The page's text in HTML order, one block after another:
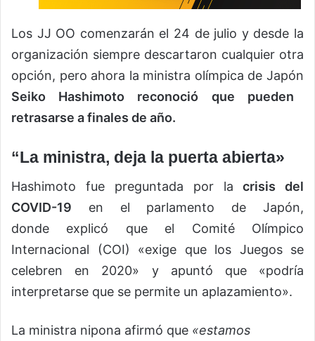
Los JJ OO comenzarán el 24 de julio y desde la
organización siempre descartaron cualquier otra
opción, pero ahora la ministra olímpica de Japón
Seiko Hashimoto reconoció que pueden
retrasarse a finales de año.
“La ministra, deja la puerta abierta»
Hashimoto fue preguntada por la crisis del
COVID-19 en el parlamento de Japón,
donde explicó que el Comité Olímpico
Internacional (COI) «exige que los Juegos se
celebren en 2020» y apuntó que «podría
interpretarse que se permite un aplazamiento».
La ministra nipona afirmó que «estamos